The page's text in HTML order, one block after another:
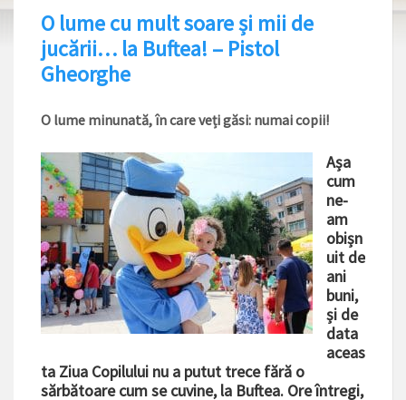
O lume cu mult soare și mii de
jucării… la Buftea! – Pistol
Gheorghe
O lume minunată, în care veți găsi: numai copii!
Așa
cum
ne-
am
obișn
uit de
ani
buni,
și de
data
aceas
ta Ziua Copilului nu a putut trece fără o
sărbătoare cum se cuvine, la Buftea. Ore întregi,